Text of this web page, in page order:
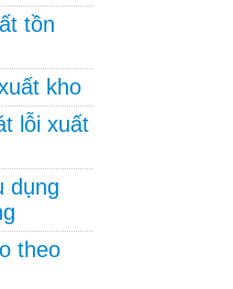
tồn
kho
lỗi xuất
dụng
theo